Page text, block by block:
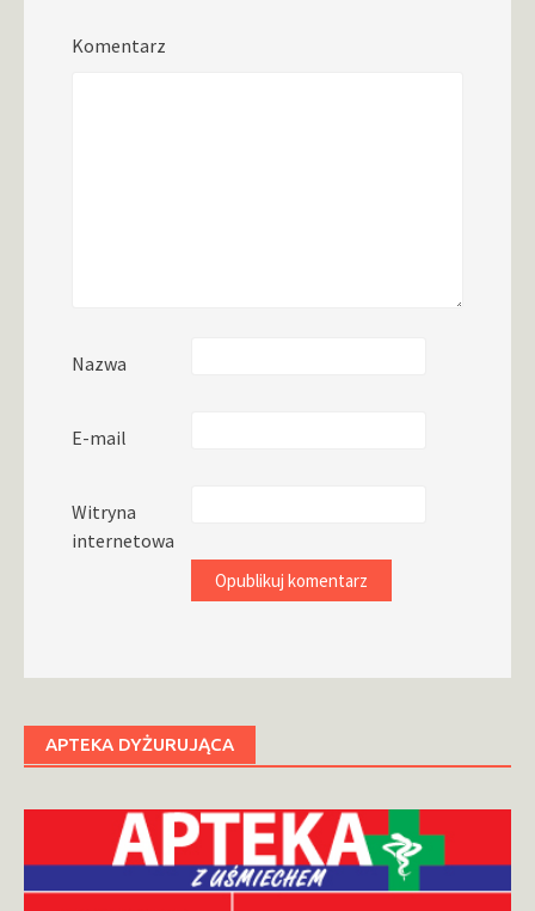
Komentarz
Nazwa
E-mail
Witryna
internetowa
APTEKA DYŻURUJĄCA